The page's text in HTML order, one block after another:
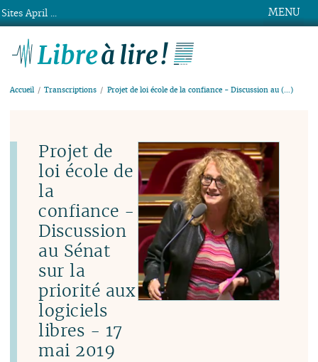
MENU
Accueil Transcriptions Projet de loi école de la confiance - Discussion au (…)
Projet de
loi école de
la
confiance -
Discussion
au Sénat
sur la
priorité aux
logiciels
libres - 17
mai 2019
Sites April ...